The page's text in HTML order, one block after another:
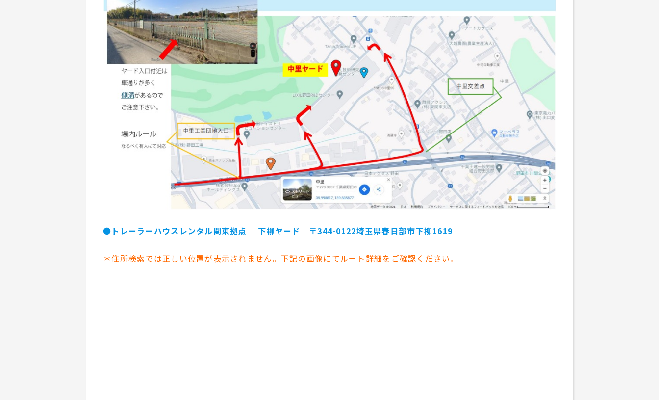
● トレーラーハウスレンタル関東拠点 下柳ヤード 〒344-0122埼玉県春日部市下柳1619
＊住所検索では正しい位置が表示されません。下記の画像にてルート詳細をご確認ください。